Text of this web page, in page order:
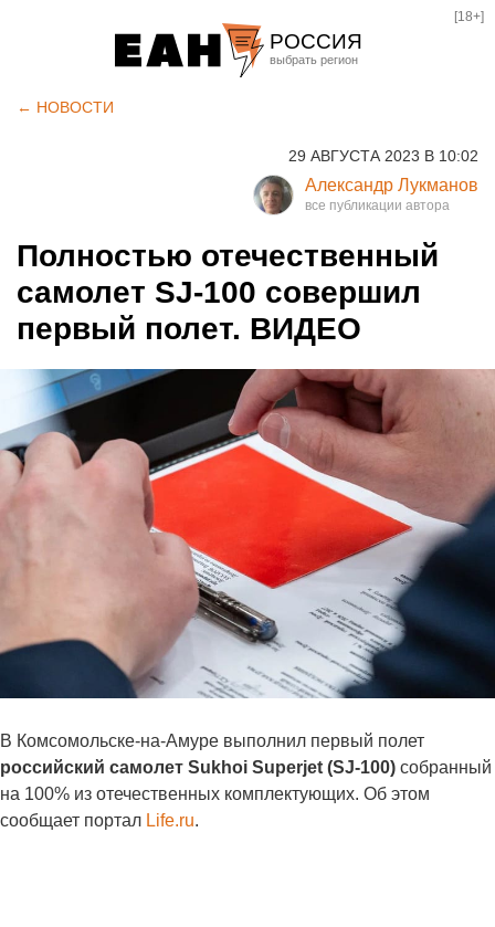
РОССИЯ
Курган
Оренбург
[18+]
← НОВОСТИ
29 АВГУСТА 2023 В 10:02
Александр Лукманов
Полностью отечественный
самолет SJ-100 совершил
первый полет. ВИДЕО
В Комсомольске-на-Амуре выполнил первый полет
российский самолет Sukhoi Superjet (SJ-100) собранный
на 100% из отечественных комплектующих. Об этом
сообщает портал Life.ru.